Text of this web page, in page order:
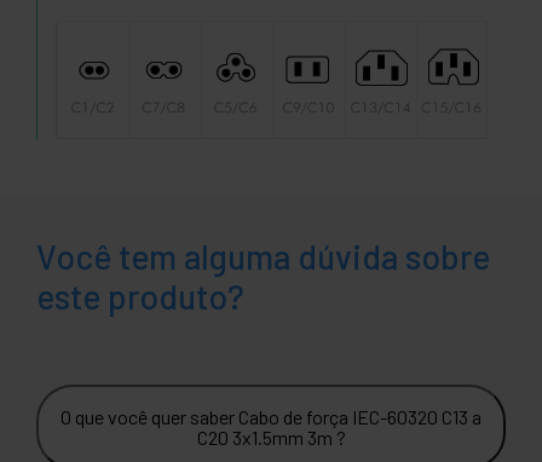
Você tem alguma dúvida sobre
este produto?
O que você quer saber Cabo de força IEC-60320 C13 a
C20 3x1.5mm 3m ?